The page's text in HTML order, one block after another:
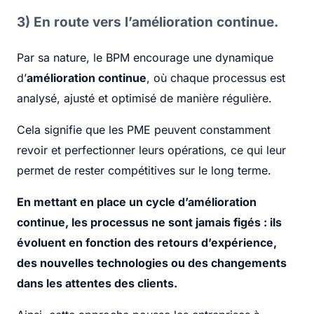
3) En route vers l’amélioration continue.
Par sa nature, le BPM encourage une dynamique
d’amélioration continue, où chaque processus est
analysé, ajusté et optimisé de manière régulière.
Cela signifie que les PME peuvent constamment
revoir et perfectionner leurs opérations, ce qui leur
permet de rester compétitives sur le long terme.
En mettant en place un cycle d’amélioration
continue, les processus ne sont jamais figés : ils
évoluent en fonction des retours d’expérience,
des nouvelles technologies ou des changements
dans les attentes des clients.